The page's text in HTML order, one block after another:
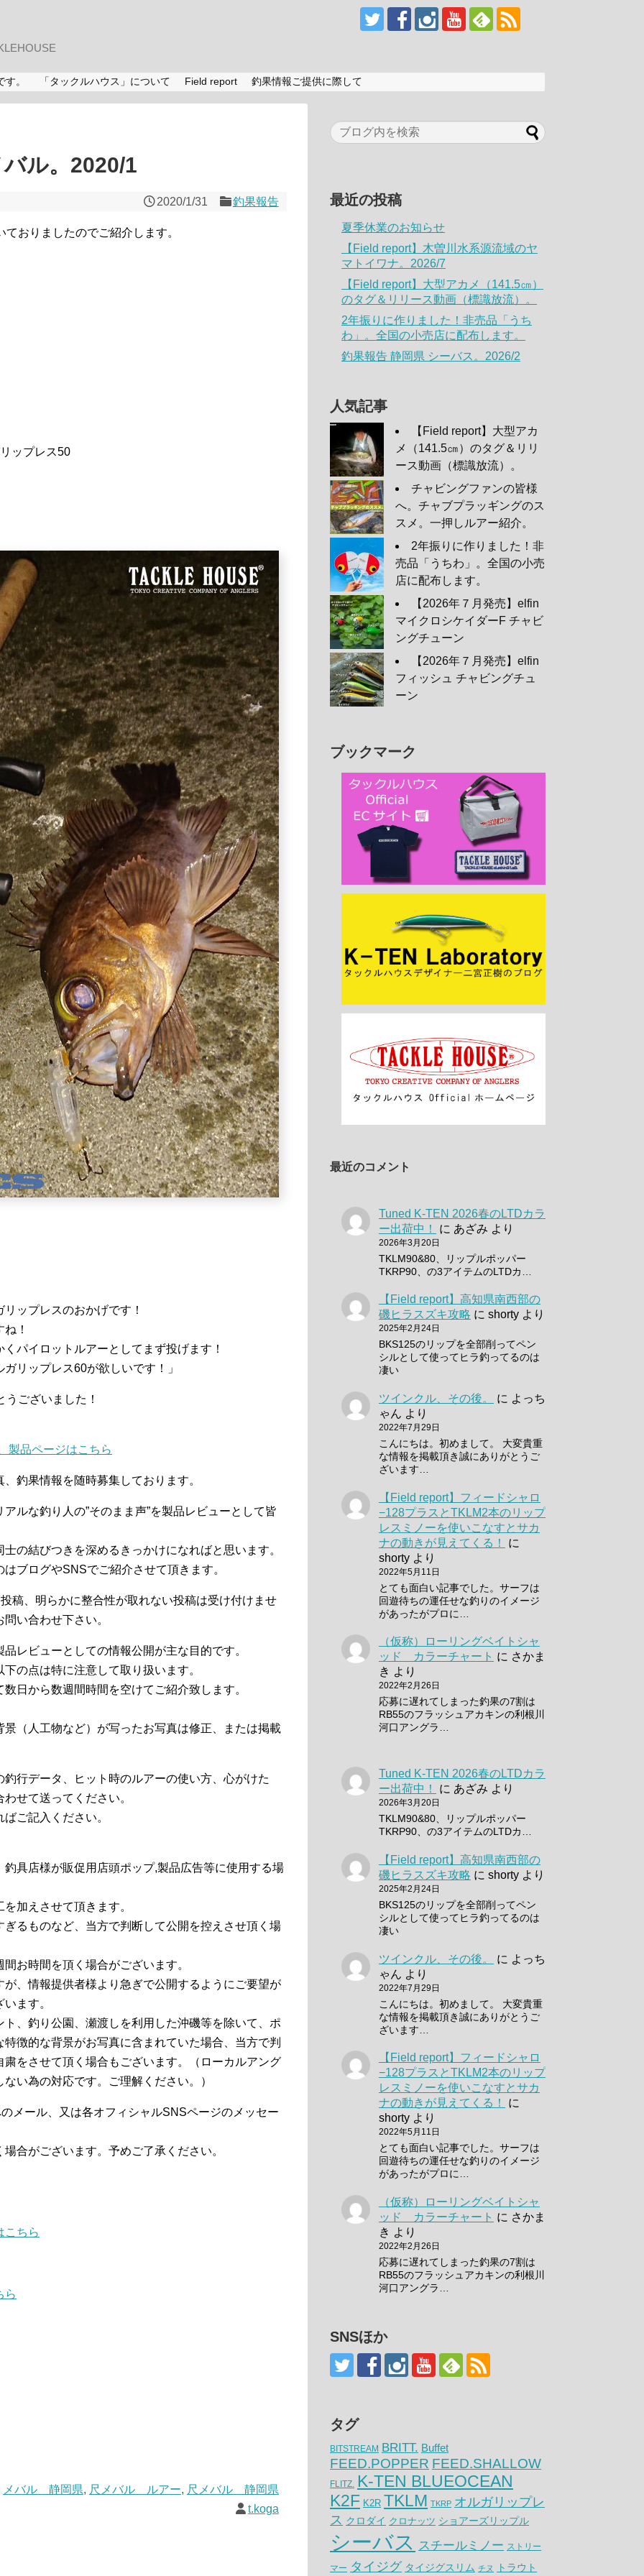
。 「タックルハウス」について Field report 釣果情報ご提供に際して
ル。2020/1
2020/1/31 釣果報告
おりましたのでご紹介します。
ップレス50
ップレスのおかげです！
！
パイロットルアーとしてまず投げます！
リップレス60が欲しいです！」
ございました！
製品ページはこちら
釣果情報を随時募集しております。
ルな釣り人の”そのまま声”を製品レビューとして皆
の結びつきを深めるきっかけになればと思います。
ブログやSNSでご紹介させて頂きます。
稿、明らかに整合性が取れない投稿は受け付けませ
い合わせ下さい。
レビューとしての情報公開が主な目的です。
の点は特に注意して取り扱います。
日から数週間時間を空けてご紹介致します。
（人工物など）が写ったお写真は修正、または掲載
行データ、ヒット時のルアーの使い方、心がけた
せて送ってください。
ご記入ください。
具店様が販促用店頭ポップ,製品広告等に使用する場
加えさせて頂きます。
るものなど、当方で判断して公開を控えさせ頂く場
お時間を頂く場合がございます。
、情報提供者様より急ぎで公開するようにご要望が
ます。
、釣り公園、瀬渡しを利用した沖磯等を除いて、ポ
徴的な背景がお写真に含まれていた場合、当方で判
をさせて頂く場合もございます。（ローカルアング
い為の対応です。ご理解ください。）
メール、又は各オフィシャルSNSページのメッセー
合がございます。予めご了承ください。
こちら
ら
メバル 静岡県, 尺メバル ルアー, 尺メバル 静岡県
t.koga
最近の投稿
夏季休業のお知らせ
【Field report】木曽川水系源流域のヤ
マトイワナ。2026/7
【Field report】大型アカメ（141.5㎝）
のタグ＆リリース動画（標識放流）。
2年振りに作りました！非売品「うち
わ」。全国の小売店に配布します。
釣果報告 静岡県 シーバス。2026/2
人気記事
【Field report】大型アカ
メ（141.5㎝）のタグ＆リリ
ース動画（標識放流）。
チャビングファンの皆様
へ。チャブプラッギングのス
スメ。一押しルアー紹介。
2年振りに作りました！非
売品「うちわ」。全国の小売
店に配布します。
【2026年７月発売】elfin
マイクロシケイダーF チャビ
ングチューン
【2026年７月発売】elfin
フィッシュ チャビングチュ
ーン
ブックマーク
最近のコメント
Tuned K-TEN 2026春のLTDカラ
ー出荷中！
に あざみ より
2026年3月20日
TKLM90&80、リップルポッパー
TKRP90、の3アイテムのLTDカ…
【Field report】高知県南西部の
磯ヒラスズキ攻略 に shorty より
2025年2月24日
BKS125のリップを全部削ってペン
シルとして使ってヒラ釣ってるのは
凄い
ツインクル、その後。 に よっち
ゃん より
2022年7月29日
こんにちは。初めまして。 大変貴重
な情報を掲載頂き誠にありがとうご
ざいます…
【Field report】フィードシャロ
−128プラスとTKLM2本のリップ
レスミノーを使いこなすとサカ
ナの動きが見えてくる！
に
shorty より
2022年5月11日
とても面白い記事でした。サーフは
回遊待ちの運任せな釣りのイメージ
があったがプロに…
（仮称）ローリングベイトシャ
ッド カラーチャート に さかま
き より
2022年2月26日
応募に遅れてしまった釣果の7割は
RB55のフラッシュアカキンの利根川
河口アングラ…
Tuned K-TEN 2026春のLTDカラ
ー出荷中！
に あざみ より
2026年3月20日
TKLM90&80、リップルポッパー
TKRP90、の3アイテムのLTDカ…
【Field report】高知県南西部の
磯ヒラスズキ攻略 に shorty より
2025年2月24日
BKS125のリップを全部削ってペン
シルとして使ってヒラ釣ってるのは
凄い
ツインクル、その後。 に よっち
ゃん より
2022年7月29日
こんにちは。初めまして。 大変貴重
な情報を掲載頂き誠にありがとうご
ざいます…
【Field report】フィードシャロ
−128プラスとTKLM2本のリップ
レスミノーを使いこなすとサカ
ナの動きが見えてくる！
に
shorty より
2022年5月11日
とても面白い記事でした。サーフは
回遊待ちの運任せな釣りのイメージ
があったがプロに…
（仮称）ローリングベイトシャ
ッド カラーチャート に さかま
き より
2022年2月26日
応募に遅れてしまった釣果の7割は
RB55のフラッシュアカキンの利根川
河口アングラ…
SNSほか
タグ
BITSTREAM BRITT. Buffet
FEED.POPPER FEED.SHALLOW
FLITZ. K-TEN BLUEOCEAN
K2F K2R TKLM TKRP オルガリップレ
ス クロダイ クロナッツ ショアーズリップル
シーバス スチールミノー ストリー
マー タイジグ タイジグスリム チヌ トラウト